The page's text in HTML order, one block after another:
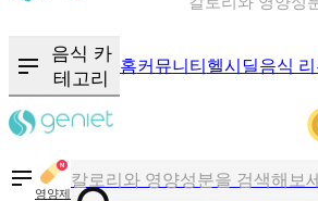
음식 카
테고리
홈커뮤니티 헬시딜음식
영양제
칼로리와 영양성분을 검색해보